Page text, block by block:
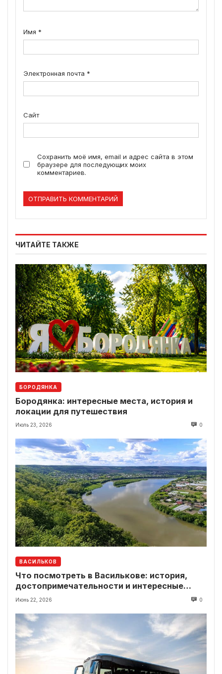
Имя *
Электронная почта *
Сайт
Сохранить моё имя, email и адрес сайта в этом
браузере для последующих моих
комментариев.
ЧИТАЙТЕ ТАКЖЕ
БОРОДЯНКА
Бородянка: интересные места, история и
локации для путешествия
Июль 23, 2026 0
ВАСИЛЬКОВ
Что посмотреть в Василькове: история,
достопримечательности и интересные
локации рядом
Июнь 22, 2026 0